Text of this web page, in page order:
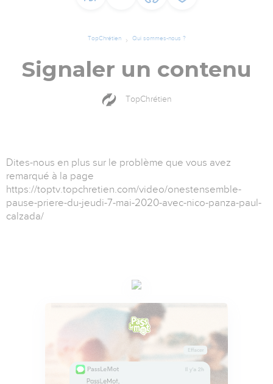
TopChrétien Qui sommes-nous ?
Signaler un contenu
TopChrétien
Dites-nous en plus sur le problème que vous avez
remarqué à la page
https://toptv.topchretien.com/video/onestensemble-
pause-priere-du-jeudi-7-mai-2020-avec-nico-panza-paul-
calzada/